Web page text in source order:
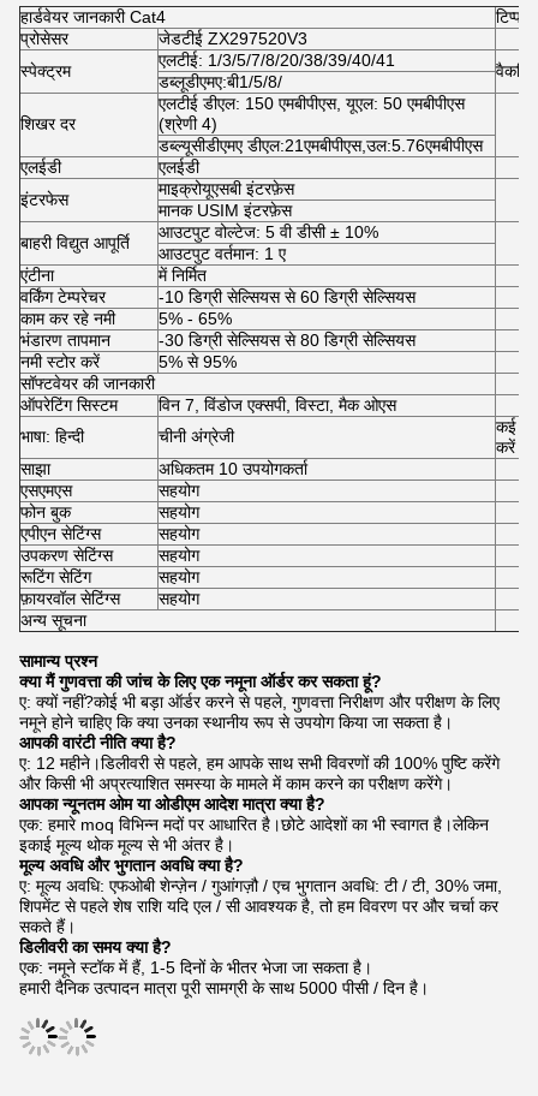
हार्डवेयर जानकारी Cat4
प्रोसेसर
जेडटीई ZX297520V3
स्पेक्ट्रम
एलटीई: 1/3/5/7/8/20/38/39/40/41
डब्लूडीएमए:बी1/5/8/
शिखर दर
एलटीई डीएल: 150 एमबीपीएस, यूएल: 50 एमबीपीएस
(श्रेणी 4)
डब्ल्यूसीडीएमए डीएल:21एमबीपीएस,उल:5.76एमबीपीएस
एलईडी
एलईडी
इंटरफेस
माइक्रोयूएसबी इंटरफ़ेस
मानक USIM इंटरफ़ेस
बाहरी विद्युत आपूर्ति
आउटपुट वोल्टेज: 5 वी डीसी ± 10%
आउटपुट वर्तमान: 1 ए
एंटीना
में निर्मित
वर्किंग टेम्परेचर
-10 डिग्री सेल्सियस से 60 डिग्री सेल्सियस
काम कर रहे नमी
5% - 65%
भंडारण तापमान
-30 डिग्री सेल्सियस से 80 डिग्री सेल्सियस
नमी स्टोर करें
5% से 95%
सॉफ्टवेयर की जानकारी
ऑपरेटिंग सिस्टम
विन 7, विंडोज एक्सपी, विस्टा, मैक ओएस
भाषा: हिन्दी
चीनी अंग्रेजी
कई
करें
साझा
अधिकतम 10 उपयोगकर्ता
एसएमएस
सहयोग
फोन बुक
सहयोग
एपीएन सेटिंग्स
सहयोग
उपकरण सेटिंग्स
सहयोग
रूटिंग सेटिंग
सहयोग
फ़ायरवॉल सेटिंग्स
सहयोग
अन्य सूचना
सामान्य प्रश्न
क्या मैं गुणवत्ता की जांच के लिए एक नमूना ऑर्डर कर सकता हूं?
ए: क्यों नहीं?कोई भी बड़ा ऑर्डर करने से पहले, गुणवत्ता निरीक्षण और परीक्षण के लिए
नमूने होने चाहिए कि क्या उनका स्थानीय रूप से उपयोग किया जा सकता है।
आपकी वारंटी नीति क्या है?
ए: 12 महीने।डिलीवरी से पहले, हम आपके साथ सभी विवरणों की 100% पुष्टि करेंगे
और किसी भी अप्रत्याशित समस्या के मामले में काम करने का परीक्षण करेंगे।
आपका न्यूनतम ओम या ओडीएम आदेश मात्रा क्या है?
एक: हमारे moq विभिन्न मदों पर आधारित है।छोटे आदेशों का भी स्वागत है।लेकिन
इकाई मूल्य थोक मूल्य से भी अंतर है।
मूल्य अवधि और भुगतान अवधि क्या है?
ए: मूल्य अवधि: एफओबी शेन्ज़ेन / गुआंगज़ौ / एच भुगतान अवधि: टी / टी, 30% जमा,
शिपमेंट से पहले शेष राशि यदि एल / सी आवश्यक है, तो हम विवरण पर और चर्चा कर
सकते हैं।
डिलीवरी का समय क्या है?
एक: नमूने स्टॉक में हैं, 1-5 दिनों के भीतर भेजा जा सकता है।
हमारी दैनिक उत्पादन मात्रा पूरी सामग्री के साथ 5000 पीसी / दिन है।